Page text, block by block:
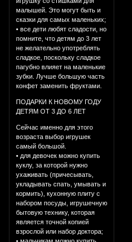
малышей. Это могут быть и
сказки для самых маленьких;
• все дети любят сладости, но
помните, что детям до 3 лет
не желательно употреблять
сладкое, поскольку сладкое
пагубно влияет на маленькие
зубки. Лучше большую часть
конфет заменить фруктами.
ПОДАРКИ К НОВОМУ ГОДУ
ДЕТЯМ ОТ 3 ДО 6 ЛЕТ
Сейчас именно для этого
возраста выбор игрушек
самый большой.
• для девочек можно купить
куклу, за которой нужно
ухаживать (причесывать,
укладывать спать, умывать и
кормить), кухонную плиту с
набором посуды, игрушечную
бытовую технику, которая
является точной копией
взрослой или набор доктора;